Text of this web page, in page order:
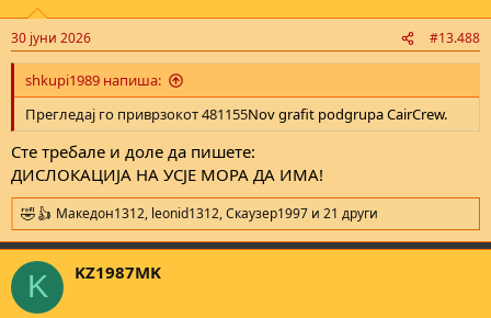
s
:
30 јуни 2026 #13.488
shkupi1989 напиша:
Прегледај го приврзокот 481155Nov grafit podgrupa CairCrew.
Сте требале и доле да пишете:
ДИСЛОКАЦИЈА НА УСЈЕ МОРА ДА ИМА!
R
e
a
c
i
Македон1312, leonid1312,Скаузер1997 и 21 други
K KZ1987MK